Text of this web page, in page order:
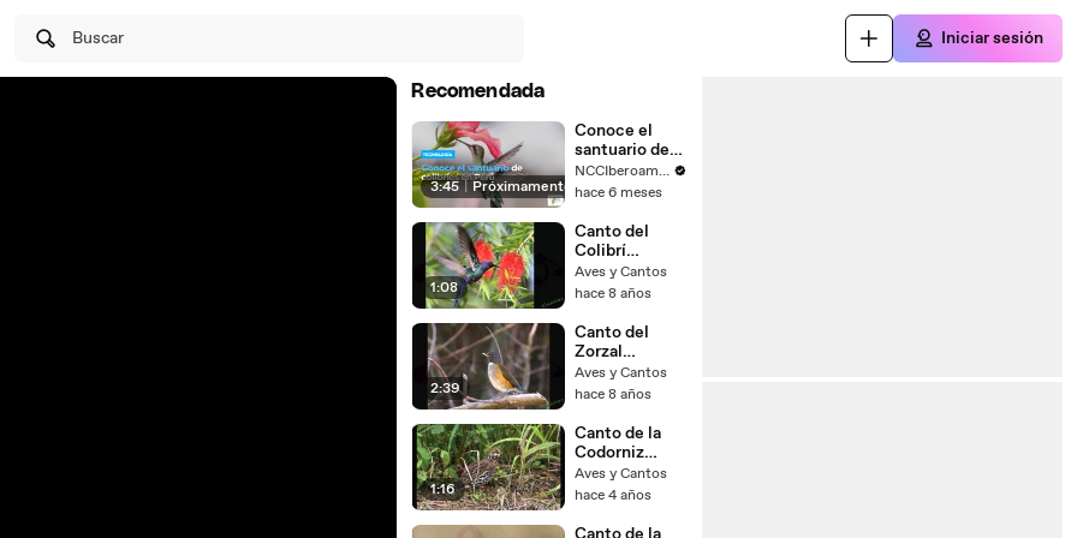
Buscar Iniciar sesión
Recomendada
3:45 | Próximamente
Conoce el
santuario de
colibríes en
Perú
NCCIberoamerica
hace 6 meses
1:08
Canto del
Colibrí
Golondrina
Aves y Cantos
hace 8 años
2:39
Canto del
Zorzal
Cuelliblanco​ o
Mirla Collareja
Aves y Cantos
hace 8 años
1:16
Canto de la
Codorniz
Crestada
Aves y Cantos
hace 4 años